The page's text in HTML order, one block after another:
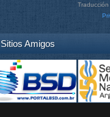
Sitios Amigos